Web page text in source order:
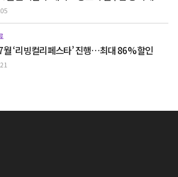
월 ‘리빙컬리페스타’ 진행…최대 86% 할인